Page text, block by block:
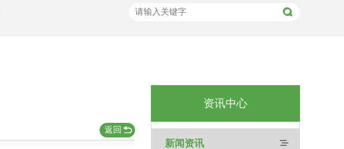
返回
资讯中心
新闻资讯